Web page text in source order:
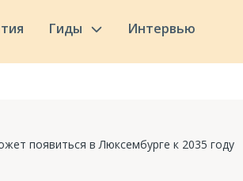
Гиды Интервью
появиться в Люксембурге к 2035 году